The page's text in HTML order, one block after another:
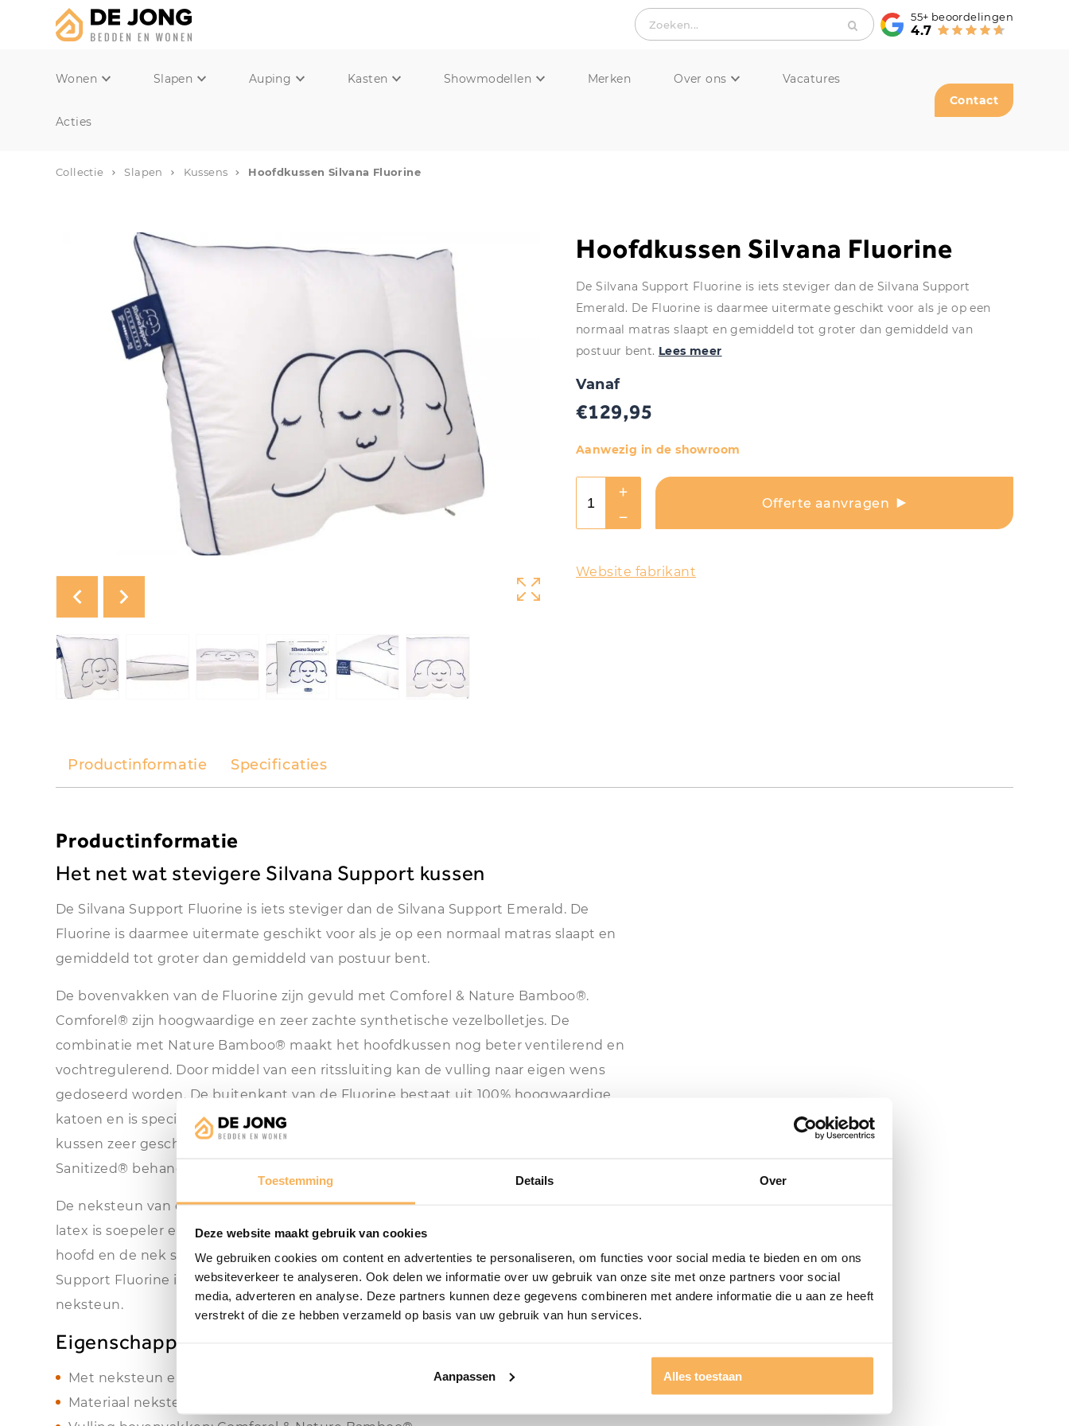
Toestemming Details Over
Deze website maakt gebruik van cookies
We gebruiken cookies om content en advertenties te personaliseren, om functies voor social media te bieden en om ons
websiteverkeer te analyseren. Ook delen we informatie over uw gebruik van onze site met onze partners voor social
media, adverteren en analyse. Deze partners kunnen deze gegevens combineren met andere informatie die u aan ze heeft
verstrekt of die ze hebben verzameld op basis van uw gebruik van hun services.
Aanpassen Alles toestaan
Zoeken...
55+ beoordelingen
4.7
Wonen Slapen Auping Kasten Showmodellen Merken Over ons Vacatures
Acties
Contact
Collectie Slapen Kussens Hoofdkussen Silvana Fluorine
Hoofdkussen Silvana Fluorine
De Silvana Support Fluorine is iets steviger dan de Silvana Support
Emerald. De Fluorine is daarmee uitermate geschikt voor als je op een
normaal matras slaapt en gemiddeld tot groter dan gemiddeld van
postuur bent. Lees meer
Vanaf
€129,95
Aanwezig in de showroom
Offerte aanvragen
Website fabrikant
Productinformatie Specificaties
Productinformatie
Het net wat stevigere Silvana Support kussen
De Silvana Support Fluorine is iets steviger dan de Silvana Support Emerald. De
Fluorine is daarmee uitermate geschikt voor als je op een normaal matras slaapt en
gemiddeld tot groter dan gemiddeld van postuur bent.
De bovenvakken van de Fluorine zijn gevuld met Comforel & Nature Bamboo®.
Comforel® zijn hoogwaardige en zeer zachte synthetische vezelbolletjes. De
combinatie met Nature Bamboo® maakt het hoofdkussen nog beter ventilerend en
vochtregulerend. Door middel van een ritssluiting kan de vulling naar eigen wens
gedoseerd worden. De buitenkant van de Fluorine bestaat uit 100% hoogwaardige
katoen en is speciaal behandeld tegen huisstofmijt met Sanitized®. Hierdoor is het
kussen zeer geschikt voor mensen met een huisstofmijtallergie. Tevens maakt de
Sanitized® behandeling het kussen schimmel- en bacteriewerend.
De neksteun van de Fluorine is gemaakt van Vita Talalay latex®. Deze hoogwaardige
latex is soepeler en beter ventilerend dan gewone latex. De nekinkeping volgt het
hoofd en de nek soepel waardoor de nekwervels altijd ontspannen liggen. De Silvana
Support Fluorine is wasbaar op 60 graden Celsius. Verwijder voor het wassen eerst de
neksteun.
Eigenschappen
Met neksteun en schoudercontour
Materiaal neksteun:Vita Talalay® latex